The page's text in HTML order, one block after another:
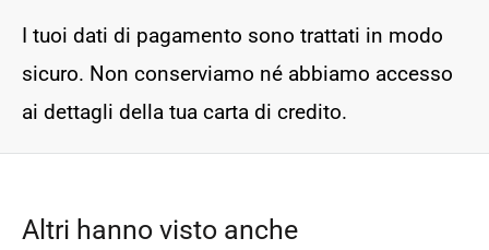
I tuoi dati di pagamento sono trattati in modo
sicuro. Non conserviamo né abbiamo accesso
ai dettagli della tua carta di credito.
Altri hanno visto anche